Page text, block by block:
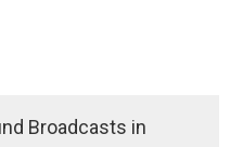
Broadcasts in